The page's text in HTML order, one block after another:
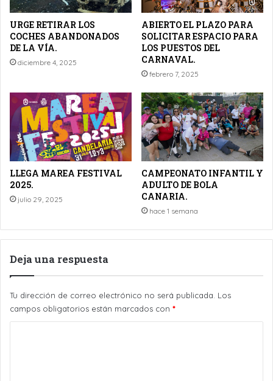
URGE RETIRAR LOS
COCHES ABANDONADOS
DE LA VÍA.
diciembre 4, 2025
ABIERTO EL PLAZO PARA
SOLICITAR ESPACIO PARA
LOS PUESTOS DEL
CARNAVAL.
febrero 7, 2025
LLEGA MAREA FESTIVAL
2025.
julio 29, 2025
CAMPEONATO INFANTIL Y
ADULTO DE BOLA
CANARIA.
hace 1 semana
Deja una respuesta
Tu dirección de correo electrónico no será publicada. Los
campos obligatorios están marcados con *